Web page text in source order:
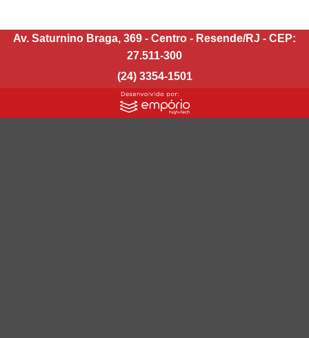
Av. Saturnino Braga, 369 - Centro - Resende/RJ - CEP:
27.511-300
(24) 3354-1501